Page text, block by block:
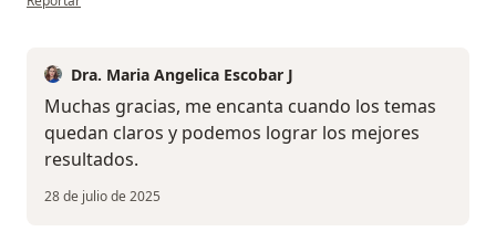
Dra. Maria Angelica Escobar J
Muchas gracias, me encanta cuando los temas
quedan claros y podemos lograr los mejores
resultados.
28 de julio de 2025